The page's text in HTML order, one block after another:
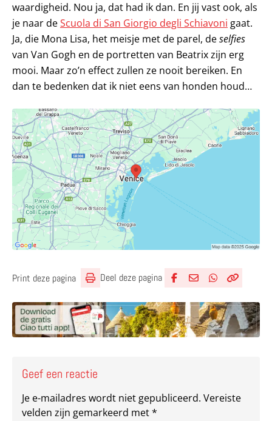
waardigheid. Nou ja, dat had ik dan. En jij vast ook, als
je naar deScuola di San Giorgio degli Schiavoni gaat.
Ja, die Mona Lisa, het meisje met de parel, deselfies
van Van Gogh en de portretten van Beatrix zijn erg
mooi. Maar zo’n effect zullen ze nooit bereiken. En
dan te bedenken dat ik niet eens van honden houd…
Print deze pagina Deel deze pagina
Geef een reactie
Je e-mailadres wordt niet gepubliceerd. Vereiste
velden zijn gemarkeerd met*